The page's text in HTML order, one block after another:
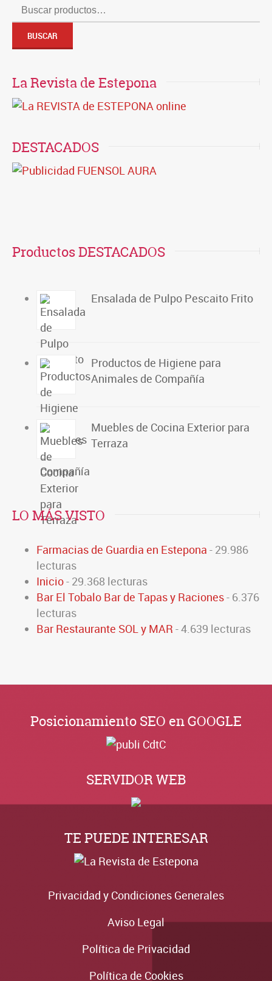
Buscar
por:
BUSCAR
La Revista de Estepona
DESTACADOS
Productos DESTACADOS
Ensalada de Pulpo Pescaito Frito
Productos de Higiene para
Animales de Compañía
Muebles de Cocina Exterior para
Terraza
LO MÁS VISTO
Farmacias de Guardia en Estepona - 29.986
lecturas
Inicio- 29.368 lecturas
Bar El Tobalo Bar de Tapas y Raciones- 6.376
lecturas
Bar Restaurante SOL y MAR - 4.639 lecturas
Posicionamiento SEO en GOOGLE
SERVIDOR WEB
TE PUEDE INTERESAR
Privacidad y Condiciones Generales
Aviso Legal
Política de Privacidad
Política de Cookies